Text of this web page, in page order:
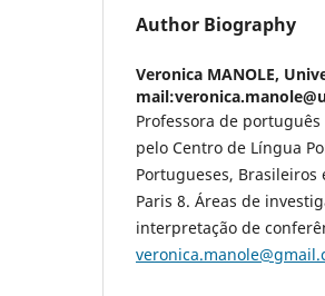
Author Biography
Veronica MANOLE,
Professora de
pelo Centro de Língua
Portugueses,
Paris 8. Áreas de
interpretação de